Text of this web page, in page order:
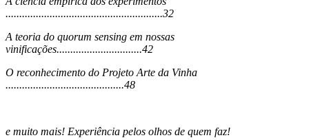
.........................................................32
A teoria do quorum sensing em nossas
vinificações...............................42
O reconhecimento do Projeto Arte da Vinha
...........................................48
e muito mais! Experiência pelos olhos de quem faz!